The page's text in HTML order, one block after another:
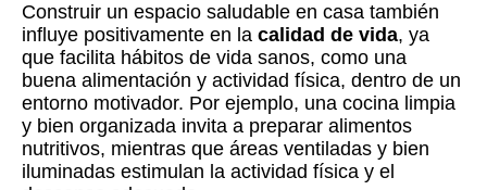
Construir un espacio saludable en casa también
influye positivamente en la calidad de vida, ya
que facilita hábitos de vida sanos, como una
buena alimentación y actividad física, dentro de un
entorno motivador. Por ejemplo, una cocina limpia
y bien organizada invita a preparar alimentos
nutritivos, mientras que áreas ventiladas y bien
iluminadas estimulan la actividad física y el